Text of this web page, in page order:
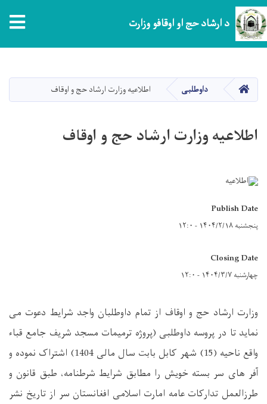
دانګل
د ارشاد حج او اوقافو وزارت
کور داوطلبی اطلاعیه وزارت ارشاد حج و اوقاف
اطلاعیه وزارت ارشاد حج و اوقاف
Publish Date
پنجشنبه ۱۴۰۴/۲/۱۸ - ۱۲:۰
Closing Date
چهارشنبه ۱۴۰۴/۳/۷ - ۱۲:۰
وزارت ارشاد حج و اوقاف از تمام داوطلبان واجد شرایط دعوت می
نماید تا در پروسه داوطلبی (پروژه ترمیمات مسجد شریف جامع قباء
واقع ناحیه (15) شهر کابل بابت سال مالی 1404) اشتراک نموده و
آفر های سر بسته خویش را مطابق شرایط شرطنامه، طبق قانون و
طرزالعمل تدارکات عامه امارت اسلامی افغانستان سر از تاریخ نشر